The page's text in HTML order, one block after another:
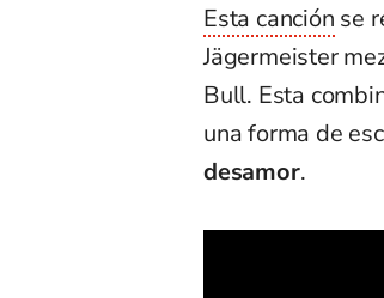
Esta canción se
Jägermeister
Bull. Esta
una forma de
desamor.